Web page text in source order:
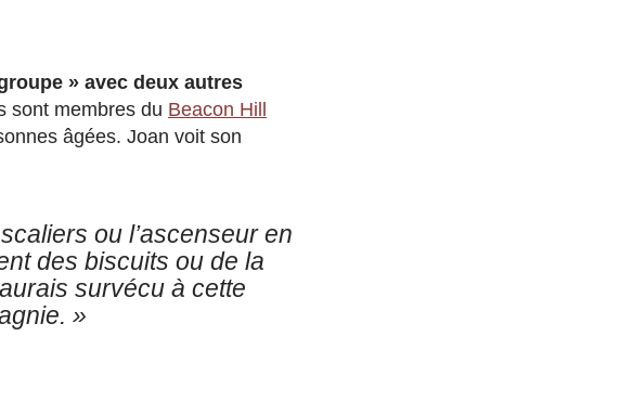
» avec deux autres
sont membres du Beacon Hill
âgées. Joan voit son
ou l’ascenseur en
des biscuits ou de la
survécu à cette
»